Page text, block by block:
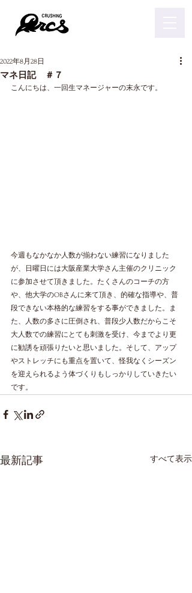
マネ日記 ＃７
2022年8月28日
こんにちは、一回生マネージャーの末永です。
今週もなかなか人数が揃わない練習になりました
が、日曜日には大阪産業大学さん主催のクリニック
に参加させて頂きました。たくさんのコーチの方
や、他大学のOBさんに来て頂き、的確な指導や、普
段できない本格的な練習をする事ができました。ま
た、人数の多さに圧倒され、普段少人数だからこそ
大人数での練習にとても刺激を受け、今までより更
に勧誘を頑張りたいと思いました。そして、アップ
やストレッチにも重点を置いて、怪我なくシーズン
を迎えられるよう体づくりもしっかりしていきたい
です。
最新記事 すべて表示